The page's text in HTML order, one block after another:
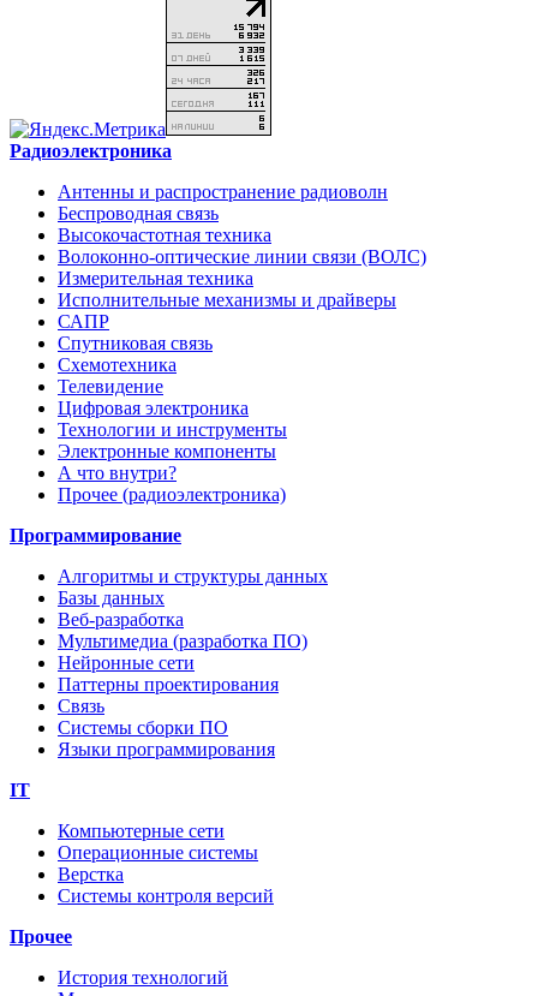
Радиоэлектроника
Антенны и распространение радиоволн
Беспроводная связь
Высокочастотная техника
Волоконно-оптические линии связи (ВОЛС)
Измерительная техника
Исполнительные механизмы и драйверы
САПР
Спутниковая связь
Схемотехника
Телевидение
Цифровая электроника
Технологии и инструменты
Электронные компоненты
А что внутри?
Прочее (радиоэлектроника)
Программирование
Алгоритмы и структуры данных
Базы данных
Веб-разработка
Мультимедиа (разработка ПО)
Нейронные сети
Паттерны проектирования
Связь
Системы сборки ПО
Языки программирования
IT
Компьютерные сети
Операционные системы
Верстка
Системы контроля версий
Прочее
История технологий